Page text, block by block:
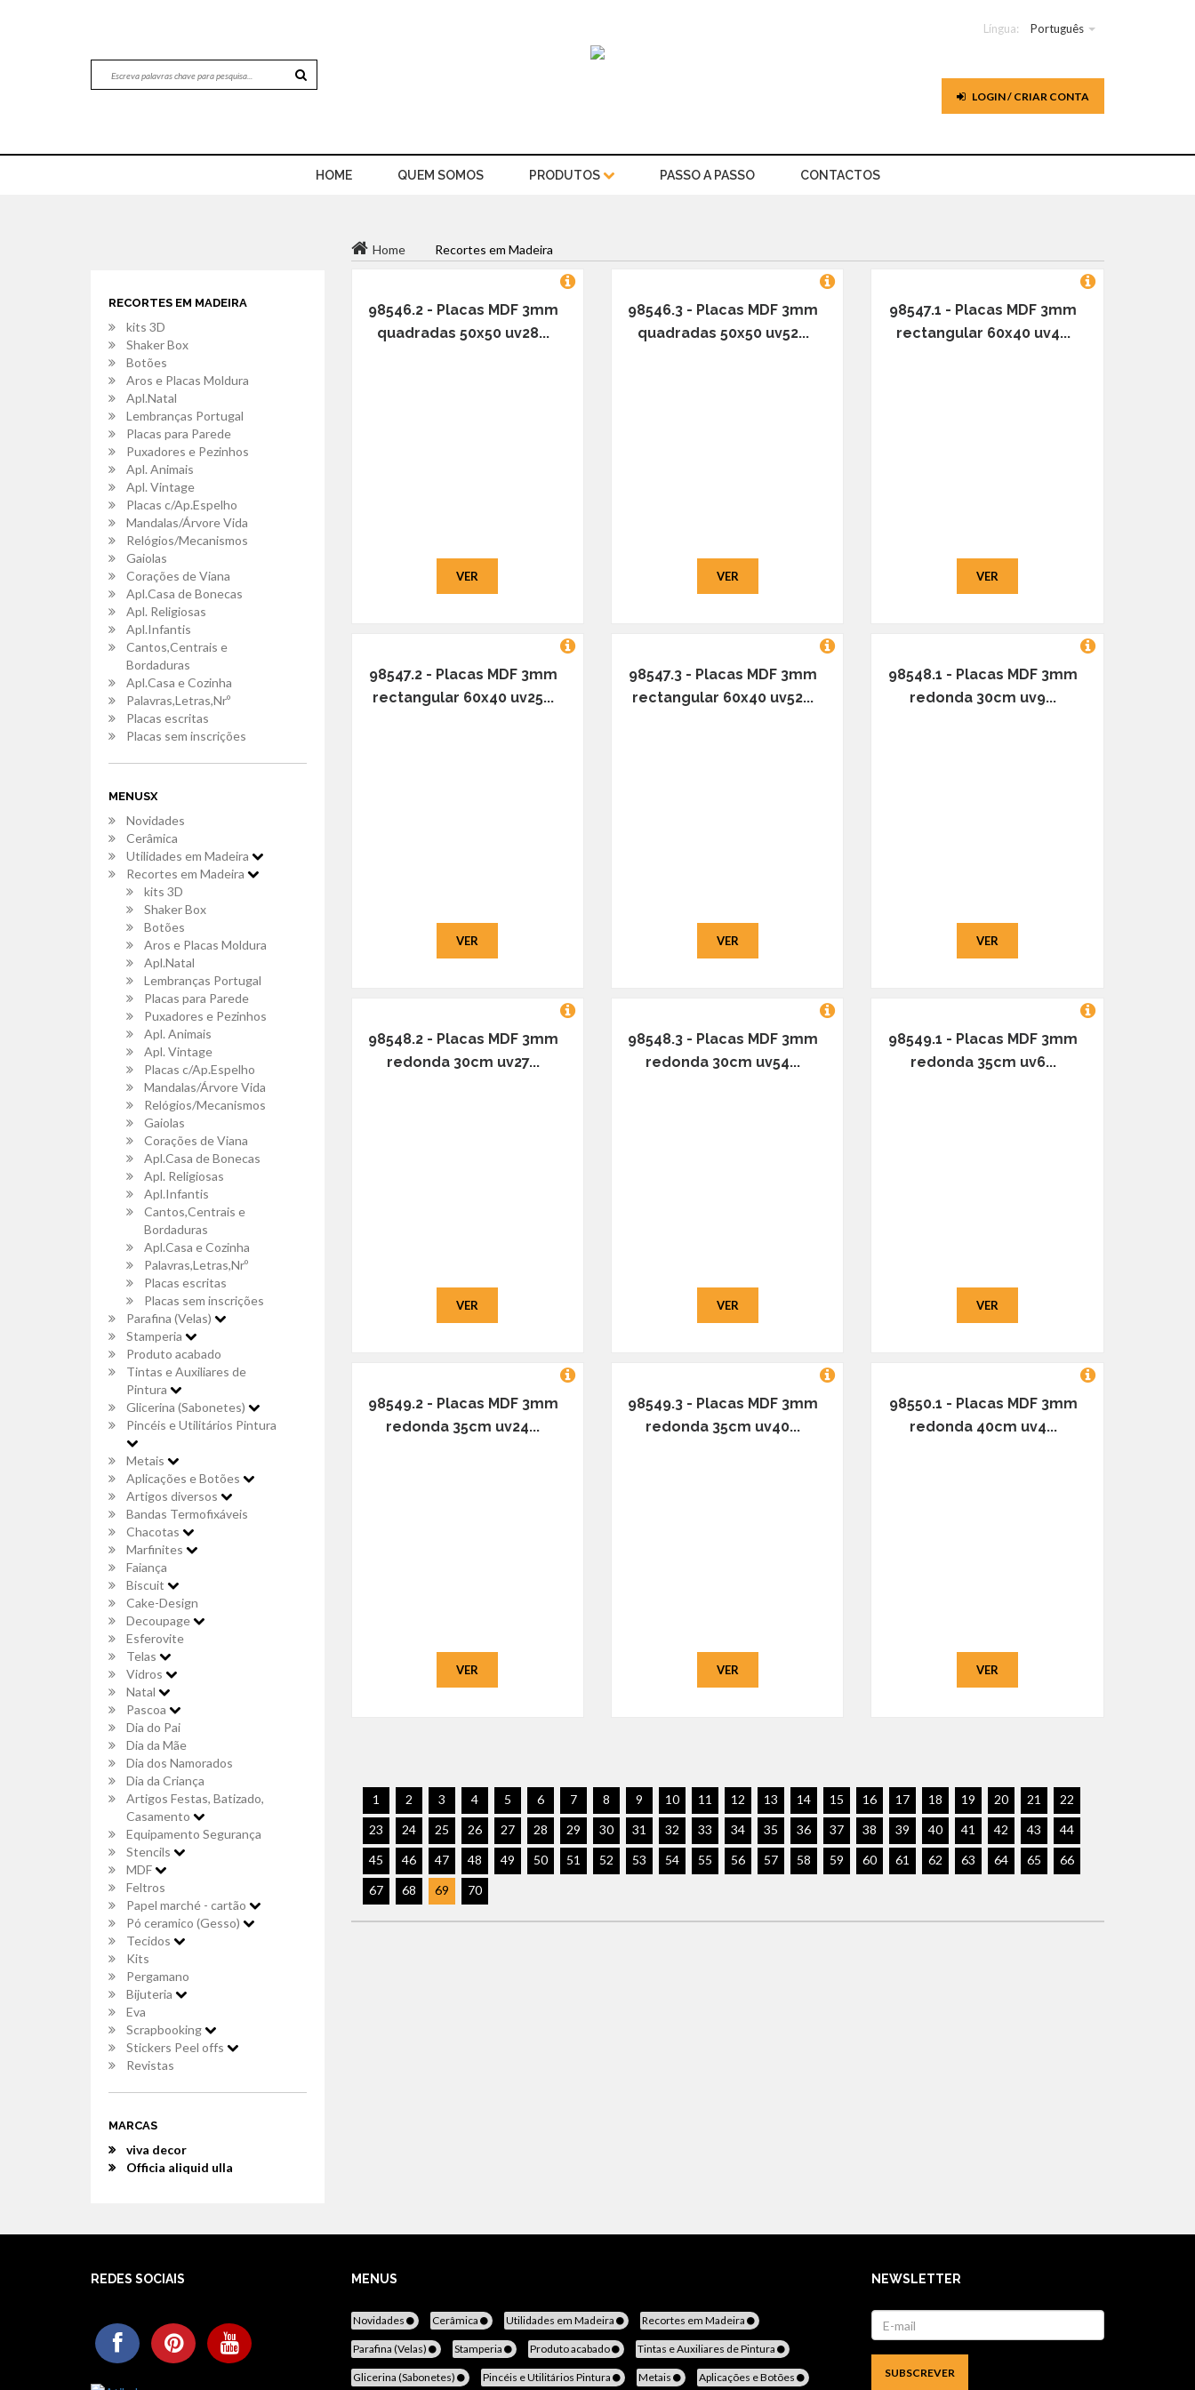
Língua: Português
LOGIN / CRIAR CONTA
HOME QUEM SOMOS PRODUTOS PASSO A PASSO CONTACTOS
RECORTES EM MADEIRA
kits 3D
Shaker Box
Botões
Aros e Placas Moldura
Apl.Natal
Lembranças Portugal
Placas para Parede
Puxadores e Pezinhos
Apl. Animais
Apl. Vintage
Placas c/Ap.Espelho
Mandalas/Árvore Vida
Relógios/Mecanismos
Gaiolas
Corações de Viana
Apl.Casa de Bonecas
Apl. Religiosas
Apl.Infantis
Cantos,Centrais e
Bordaduras
Apl.Casa e Cozinha
Palavras,Letras,Nrº
Placas escritas
Placas sem inscrições
MENUSX
Novidades
Cerâmica
Utilidades em Madeira
Recortes em Madeira
kits 3D
Shaker Box
Botões
Aros e Placas Moldura
Apl.Natal
Lembranças Portugal
Placas para Parede
Puxadores e Pezinhos
Apl. Animais
Apl. Vintage
Placas c/Ap.Espelho
Mandalas/Árvore Vida
Relógios/Mecanismos
Gaiolas
Corações de Viana
Apl.Casa de Bonecas
Apl. Religiosas
Apl.Infantis
Cantos,Centrais e
Bordaduras
Apl.Casa e Cozinha
Palavras,Letras,Nrº
Placas escritas
Placas sem inscrições
Parafina (Velas)
Stamperia
Produto acabado
Tintas e Auxiliares de
Pintura
Glicerina (Sabonetes)
Pincéis e Utilitários Pintura
Metais
Aplicações e Botões
Artigos diversos
Bandas Termofixáveis
Chacotas
Marfinites
Faiança
Biscuit
Cake-Design
Decoupage
Esferovite
Telas
Vidros
Natal
Pascoa
Dia do Pai
Dia da Mãe
Dia dos Namorados
Dia da Criança
Artigos Festas, Batizado,
Casamento
Equipamento Segurança
Stencils
MDF
Feltros
Papel marché - cartão
Pó ceramico (Gesso)
Tecidos
Kits
Pergamano
Bijuteria
Eva
Scrapbooking
Stickers Peel offs
Revistas
MARCAS
viva decor
Officia aliquid ulla
Home Recortes em Madeira
98546.2 - Placas MDF 3mm
quadradas 50x50 uv28...
VER
98546.3 - Placas MDF 3mm
quadradas 50x50 uv52...
VER
98547.1 - Placas MDF 3mm
rectangular 60x40 uv4...
VER
98547.2 - Placas MDF 3mm
rectangular 60x40 uv25...
VER
98547.3 - Placas MDF 3mm
rectangular 60x40 uv52...
VER
98548.1 - Placas MDF 3mm
redonda 30cm uv9...
VER
98548.2 - Placas MDF 3mm
redonda 30cm uv27...
VER
98548.3 - Placas MDF 3mm
redonda 30cm uv54...
VER
98549.1 - Placas MDF 3mm
redonda 35cm uv6...
VER
98549.2 - Placas MDF 3mm
redonda 35cm uv24...
VER
98549.3 - Placas MDF 3mm
redonda 35cm uv40...
VER
98550.1 - Placas MDF 3mm
redonda 40cm uv4...
VER
1 2 3 4 5 6 7 8 9 10 11 12 13 14 15 16 17 18 19 20 21
22
23
24 25 26 27 28 29 30 31 32 33 34 35 36 37 38 39 40 41 42 43
44
45
46 47 48 49 50 51 52 53 54 55 56 57 58 59 60 61 62 63 64 65
66
67
68 69 70
REDES SOCIAIS MENUS
Novidades Cerâmica Utilidades em Madeira Recortes em Madeira
Parafina (Velas) Stamperia Produto acabado Tintas e Auxiliares de Pintura
Glicerina (Sabonetes) Pincéis e Utilitários Pintura Metais Aplicações e Botões
NEWSLETTER